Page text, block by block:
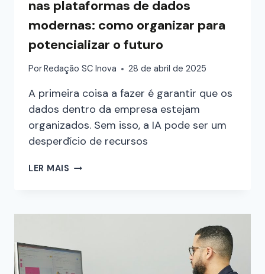
nas plataformas de dados
modernas: como organizar para
potencializar o futuro
PorRedação SC Inova 28 de abril de 2025
A primeira coisa a fazer é garantir que os
dados dentro da empresa estejam
organizados. Sem isso, a IA pode ser um
desperdício de recursos
LER MAIS